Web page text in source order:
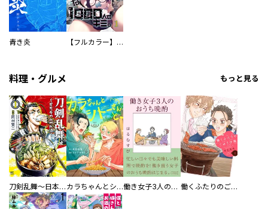
青き炎 【フルカラー】さよなら、私の大好きな１０００人のキミ。
料理・グルメ もっと見る
刀剣乱舞～日本号つれづれ酒～ カラちゃんとシトーさんと、 【分冊版】 働き女子3人のおうち晩酌 働くふたりのごほうび飯